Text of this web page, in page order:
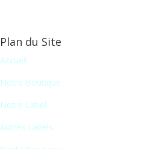
Plan du Site
Accueil
Notre Boutique
Notre Label
Autres Labels